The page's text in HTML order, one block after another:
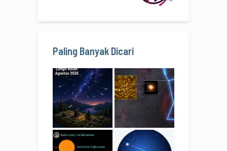
Paling Banyak Dicari